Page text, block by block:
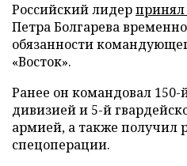
Российский лидер
Петра Болгарева
обязанности
«Восток».
Ранее он командовал 150-
дивизией и 5-й
армией, а также получил
спецоперации.